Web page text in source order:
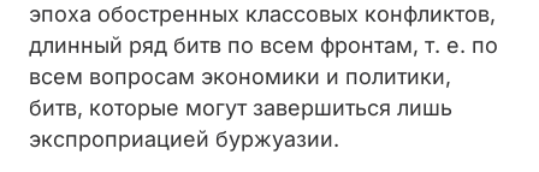
эпоха обостренных классовых конфликтов,
длинный ряд битв по всем фронтам, т. е. по
всем вопросам экономики и политики,
битв, которые могут завершиться лишь
экспроприацией буржуазии.